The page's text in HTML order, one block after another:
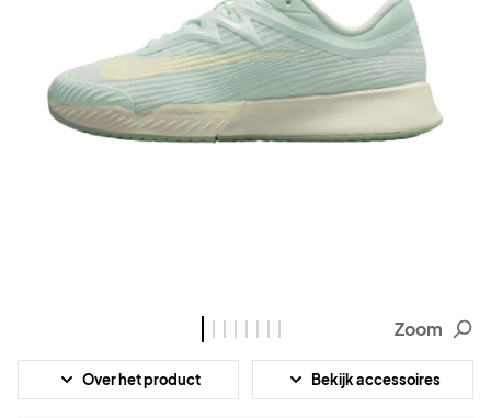
Zoom
Over het product Bekijk accessoires